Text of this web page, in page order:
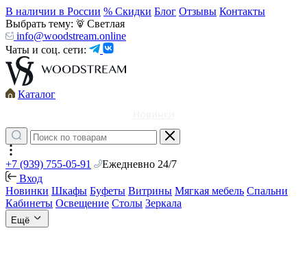
В наличии в России % Скидки Блог Отзывы Контакты
Выбрать тему:
Светлая
info@woodstream.online
Чаты и соц. сети:
Каталог
+7 (939) 755-05-91
Ежедневно 24/7
Вход
Новинки Шкафы Буфеты Витрины Мягкая мебель Спальни
Кабинеты Освещение Столы Зеркала
Ещё